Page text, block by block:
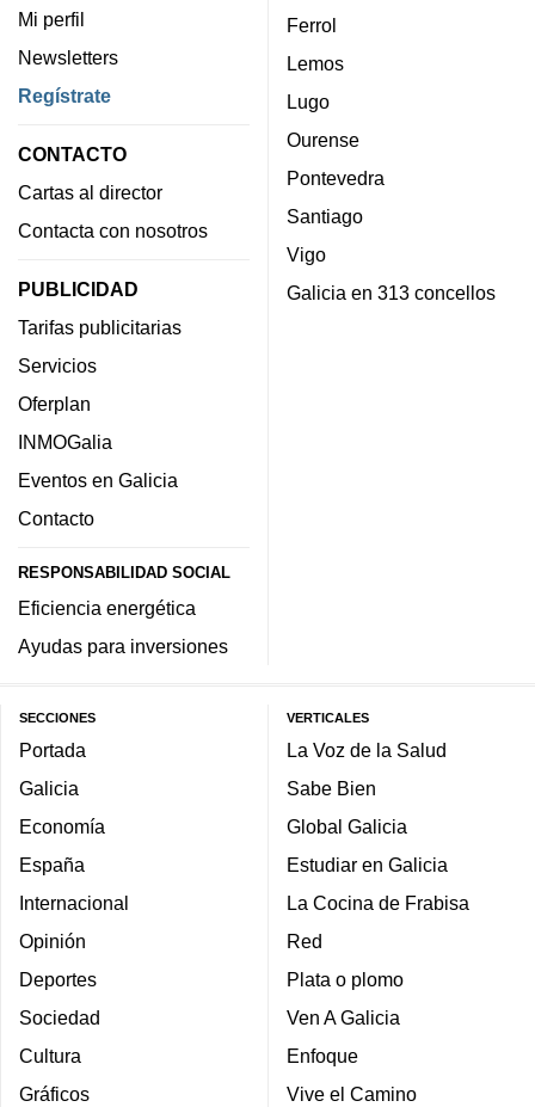
Mi perfil
Newsletters
Regístrate
CONTACTO
Cartas al director
Contacta con nosotros
PUBLICIDAD
Tarifas publicitarias
Servicios
Oferplan
INMOGalia
Eventos en Galicia
Contacto
RESPONSABILIDAD SOCIAL
Eficiencia energética
Ayudas para inversiones
Ferrol
Lemos
Lugo
Ourense
Pontevedra
Santiago
Vigo
Galicia en 313 concellos
SECCIONES
Portada
Galicia
Economía
España
Internacional
Opinión
Deportes
Sociedad
Cultura
Gráficos
VERTICALES
La Voz de la Salud
Sabe Bien
Global Galicia
Estudiar en Galicia
La Cocina de Frabisa
Red
Plata o plomo
Ven A Galicia
Enfoque
Vive el Camino